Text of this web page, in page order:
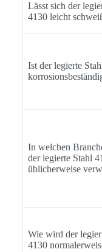
Lässt sich der
4130 leicht
Ist der legierte
In welchen
der legierte Stahl
üblicherweise
Wie wird der
4130